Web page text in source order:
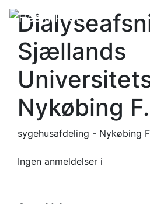
Sjællands
Nykøbing F.
sygehusafdeling - Nykøbing F
Ingen anmeldelser i